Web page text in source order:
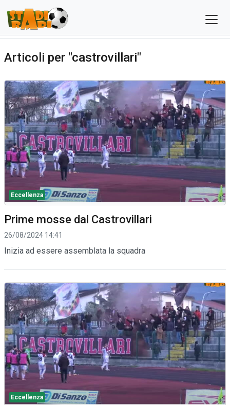
Articoli per "castrovillari"
Eccellenza
Prime mosse dal Castrovillari
26/08/2024 14:41
Inizia ad essere assemblata la squadra
Eccellenza